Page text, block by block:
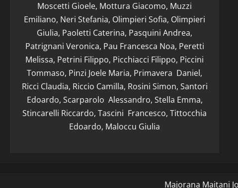
Moscetti Gioele, Mottura Giacomo, Muzzi
Emiliano, Neri Stefania, Olimpieri Sofia, Olimpieri
Giulia, Paoletti Caterina, Pasquini Andrea,
Patrignani Veronica, Pau Francesca Noa, Peretti
Melissa, Petrini Filippo, Picchiacci Filippo, Piccini
Tommaso, Pinzi Joele Maria, Primavera Daniel,
Ricci Claudia, Riccio Camilla, Rosini Simon, Santori
Edoardo, Scarparolo Alessandro, Stella Emma,
Stincarelli Riccardo, Tascini Francesco, Tittocchia
Edoardo, Maloccu Giulia
Majorana Maitani